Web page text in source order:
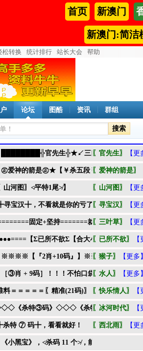
首页 新澳门
新澳门:简洁
松转换 统计排行 站长大会 帮助
论坛 图酷 资讯 群组
搜索
】████████╬官先生╬★↙三四码
〖官先生〗 【
㊣爱神的箭是㊣★【￥杀五段￥】－－－赌彩
〖爱神的箭是〗
山河图〗≮平特1尾≯】 〖山河图〗 【
寻宝汉╋，不看就是你的亏了，老铁们!囍杀4
〖寻宝汉〗 【
固定+坚持=======就是赚赢钱
〖三叶草〗 【
【Σ已所不欲Σ【合大小】】〖已所不欲〗
※※※※【『2肖+10码』】※※※※意想不到，
〖猴子〗 【更多
［③肖 + 9码］！！！不怕口袋没钱装,就怕庄
〖水人〗 【更多
料＝＝＝＝＝〖精准(21码)〗＝＝＝准准准准
〖快乐情人〗
《杀特③码》◇◇◇《杀特③码》◇◇◇最
〖冰河时代〗
杀特 ⑦ 码╋，看看就好！ 〖西北雨〗 【
《小黑宝》，≮杀码 11 个≯，能中奖的就是好